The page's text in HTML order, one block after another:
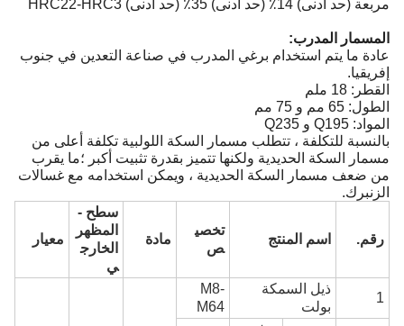
مربعة (حد أدنى) 14٪ (حد أدنى) 35٪ (حد أدنى) HRC22-HRC3
المسمار المدرب:
عادة ما يتم استخدام برغي المدرب في صناعة التعدين في جنوب
إفريقيا.
القطر: 18 ملم
الطول: 65 مم و 75 مم
المواد: Q195 و Q235
بالنسبة للتكلفة ، تتطلب مسمار السكة اللولبية تكلفة أعلى من
مسمار السكة الحديدية ولكنها تتميز بقدرة تثبيت أكبر ؛ما يقرب
من ضعف مسمار السكة الحديدية ، ويمكن استخدامه مع غسالات
الزنبرك.
رقم. اسم المنتج
تخصي
ص
مادة
سطح -
المظهر
الخارج
ي
معيار
1
ذيل السمكة
بولت
M8-
M64